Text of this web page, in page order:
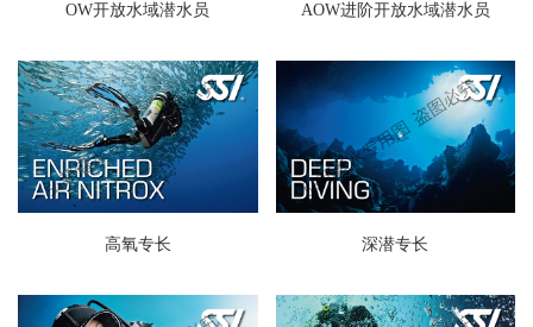
OW开放水域潜水员 AOW进阶开放水域潜水员
高氧专长 深潜专长